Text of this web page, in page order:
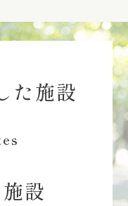
た施設
設